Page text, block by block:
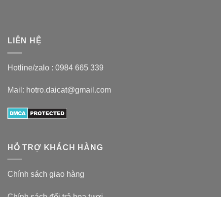
LIÊN HỆ
Hotline/zalo : 0984 665 339
Mail: hotro.daicat@gmail.com
HỖ TRỢ KHÁCH HÀNG
Chính sách giao hàng